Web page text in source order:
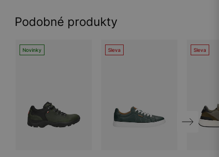
Podobné produkty
Novinky Sleva Sleva